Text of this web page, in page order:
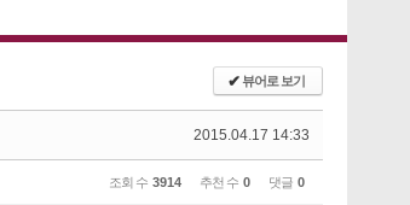
✔뷰어로 보기
2015.04.17 14:33
조회 수 3914 추천 수 0 댓글 0